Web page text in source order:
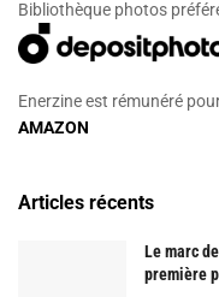
Bibliothèque photos
Enerzine est rémunéré
AMAZON
Articles récents
Le marc
première